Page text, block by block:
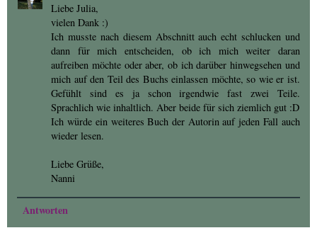
Liebe Julia,
vielen Dank :)
Ich musste nach diesem Abschnitt auch echt schlucken und
dann für mich entscheiden, ob ich mich weiter daran
aufreiben möchte oder aber, ob ich darüber hinwegsehen und
mich auf den Teil des Buchs einlassen möchte, so wie er ist.
Gefühlt sind es ja schon irgendwie fast zwei Teile.
Sprachlich wie inhaltlich. Aber beide für sich ziemlich gut :D
Ich würde ein weiteres Buch der Autorin auf jeden Fall auch
wieder lesen.
Liebe Grüße,
Nanni
Antworten